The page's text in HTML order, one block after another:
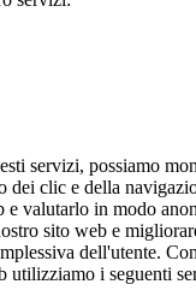
servizi, possiamo
dei clic e della
e valutarlo in modo
sito web e
dell'utente.
utilizziamo i seguenti